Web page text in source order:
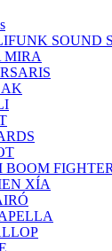
SOUND
MIRA
AK
BOOM
XÍA